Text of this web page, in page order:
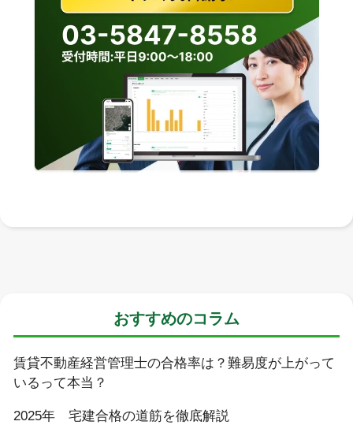
おすすめのコラム
賃貸不動産経営管理士の合格率は？難易度が上がって
いるって本当？
2025年 宅建合格の道筋を徹底解説